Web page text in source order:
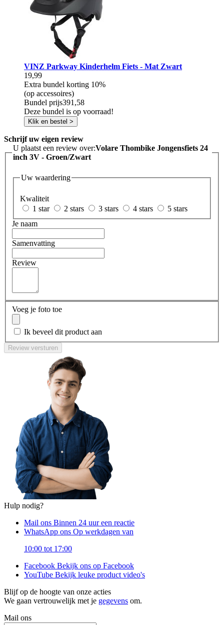
VINZ Parkway Kinderhelm Fiets - Mat Zwart
19,99
Extra bundel korting 10%
(op accessoires)
Bundel prijs391,58
Deze bundel is op voorraad!
Klik en bestel >
Schrijf uw eigen review
U plaatst een review over:Volare Thombike Jongensfiets 24
inch 3V - Groen/Zwart
Uw waardering
Kwaliteit
1 star
2 stars 3 stars 4 stars
5 stars
Je naam
Samenvatting
Review
Voeg je foto toe
Ik beveel dit product aan
Review versturen
Hulp nodig?
Mail ons Binnen 24 uur een reactie
WhatsApp ons Op werkdagen van
10:00 tot 17:00
Facebook Bekijk ons op Facebook
YouTube Bekijk leuke product video's
Blijf op de hoogte van onze acties
We gaan vertrouwelijk met je gegevens om.
Mail ons